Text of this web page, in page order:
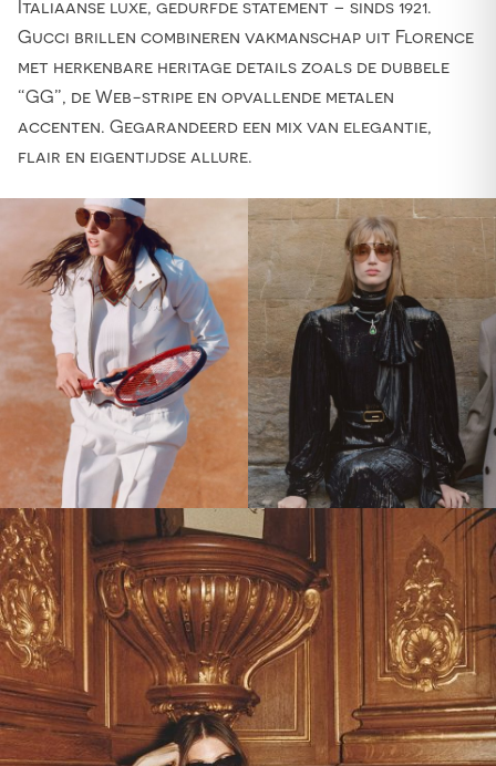
Italiaanse luxe, gedurfde statement – sinds 1921.
Gucci brillen combineren vakmanschap uit Florence
met herkenbare heritage details zoals de dubbele
“GG”, de Web-stripe en opvallende metalen
accenten. Gegarandeerd een mix van elegantie,
flair en eigentijdse allure.